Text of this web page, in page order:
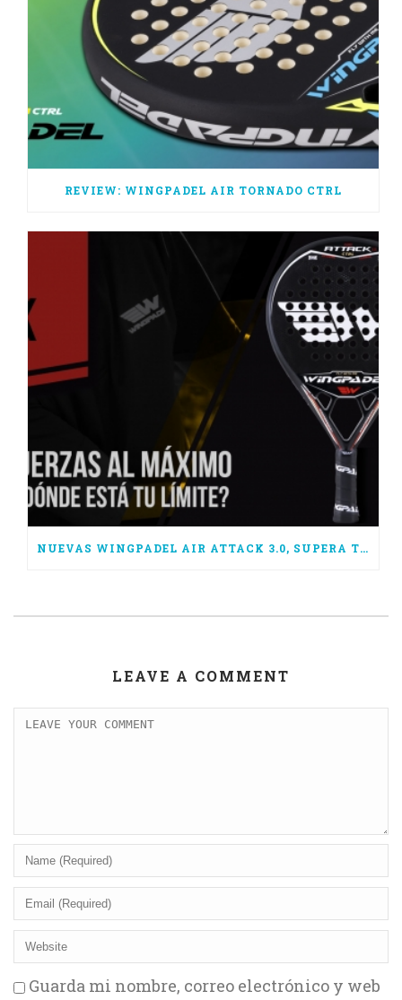
REVIEW: WINGPADEL AIR TORNADO CTRL
NUEVAS WINGPADEL AIR ATTACK 3.0, SUPERA TUS LÍMITES
LEAVE A COMMENT
Guarda mi nombre, correo electrónico y web